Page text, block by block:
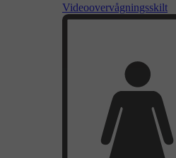
Videoovervågningsskilt